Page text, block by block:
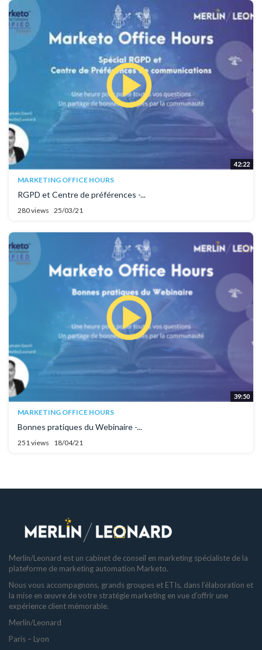
42:22
MARKETING OFFICE HOURS
RGPD et Centre de préférences -...
280 views 25/03/21
39:50
MARKETING OFFICE HOURS
Bonnes pratiques du Webinaire -...
251 views 18/04/21
Merlin/Leonard est un cabinet de conseil en marketing spécialiste de la
plateforme de marketing automation Marketo.
Nous vous accompagnons, grands groupes et ETIs, dans l’élaboration et
la mise en œuvre de votre stratégie marketing en vue d’offrir une
expérience client mémorable.
Merlin/Leonard
Paris – Lyon